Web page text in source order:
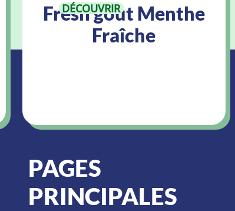
Fresh goût Menthe
Fraîche
DÉCOUVRIR
PAGES
PRINCIPALES